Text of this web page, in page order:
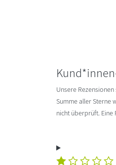
Unsere
Summe aller Sterne
nicht überprüft.